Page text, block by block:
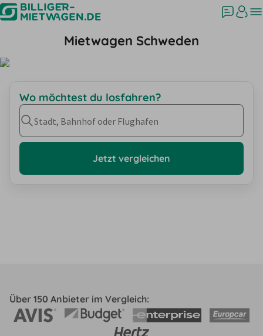
Mietwagen Schweden
Wo möchtest du losfahren?
Stadt, Bahnhof oder Flughafen
Jetzt vergleichen
Über 150 Anbieter im Vergleich: